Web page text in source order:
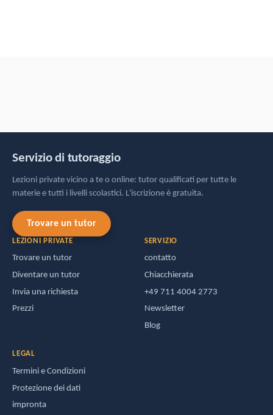
Servizio di tutoraggio
Lezioni private vicino a te o online: tutor qualificati per tutte le
materie e tutti i livelli scolastici. L'iscrizione è gratuita.
Trovare un tutor
LEZIONI PRIVATE
Trovare un tutor
Diventare un tutor
Invia una richiesta
Prezzi
SERVIZIO
contatto
Chiacchierata
+49 711 4004 2773
Newsletter
Blog
LEGAL
Termini e Condizioni
Protezione dei dati
impronta